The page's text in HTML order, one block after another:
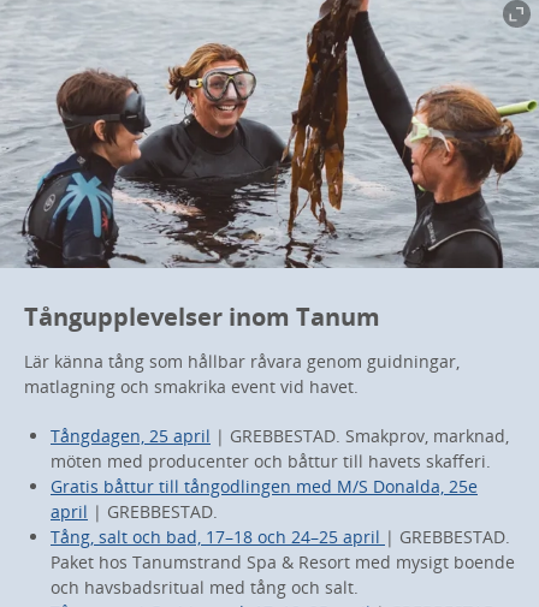
Tångupplevelser inom Tanum
Lär känna tång som hållbar råvara genom guidningar,
matlagning och smakrika event vid havet.
Tångdagen, 25 april | GREBBESTAD. Smakprov, marknad,
möten med producenter och båttur till havets skafferi.
Gratis båttur till tångodlingen med M/S Donalda, 25e
april | GREBBESTAD.
Tång, salt och bad, 17–18 och 24–25 april | GREBBESTAD.
Paket hos Tanumstrand Spa & Resort med mysigt boende
och havsbadsritual med tång och salt.